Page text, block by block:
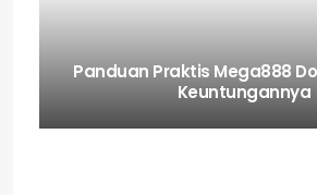
Panduan Praktis Mega888
Keuntungannya